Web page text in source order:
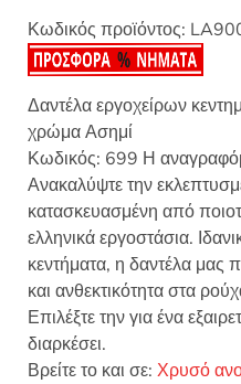
Κωδικός προϊόντος:
Δαντέλα εργοχείρων
χρώμα Ασημί
Κωδικός: 699 Η
Ανακαλύψτε την
κατασκευασμένη από
ελληνικά εργοστάσια.
κεντήματα, η δαντέλα μας
και ανθεκτικότητα στα
Επιλέξτε την για ένα
διαρκέσει.
Βρείτε το και σε: Χρυσό